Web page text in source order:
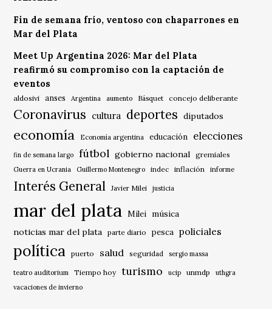
Fin de semana frío, ventoso con chaparrones en
Mar del Plata
Meet Up Argentina 2026: Mar del Plata
reafirmó su compromiso con la captación de
eventos
aldosivi anses Argentina aumento Básquet concejo deliberante
Coronavirus cultura deportes diputados
economía Economía argentina educación elecciones
fin de semana largo fútbol gobierno nacional gremiales
Guerra en Ucrania Guillermo Montenegro indec inflación informe
Interés General Javier Milei justicia
mar del plata Milei música
noticias mar del plata
parte diario pesca policiales
política puerto salud seguridad sergio massa
teatro auditorium Tiempo hoy turismo ucip unmdp
uthgra
vacaciones de invierno